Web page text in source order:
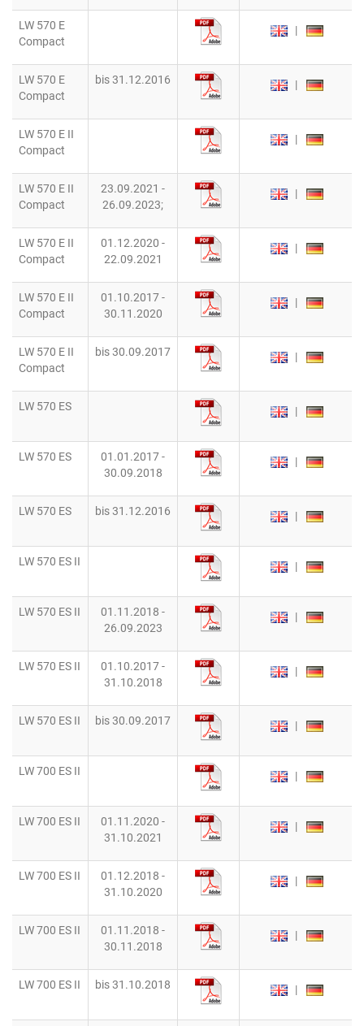
LW 570 E
Compact
|
LW 570 E
Compact
bis 31.12.2016 |
LW 570 E II
Compact
|
LW 570 E II
Compact
23.09.2021 -
26.09.2023;
|
LW 570 E II
Compact
01.12.2020 -
22.09.2021
|
LW 570 E II
Compact
01.10.2017 -
30.11.2020
|
LW 570 E II
Compact
bis 30.09.2017 |
LW 570 ES |
LW 570 ES
01.01.2017 -
30.09.2018
|
LW 570 ES bis 31.12.2016 |
LW 570 ES II |
LW 570 ES II
01.11.2018 -
26.09.2023
|
LW 570 ES II
01.10.2017 -
31.10.2018
|
LW 570 ES II bis 30.09.2017 |
LW 700 ES II |
LW 700 ES II
01.11.2020 -
31.10.2021
|
LW 700 ES II
01.12.2018 -
31.10.2020
|
LW 700 ES II
01.11.2018 -
30.11.2018
|
LW 700 ES II bis 31.10.2018 |